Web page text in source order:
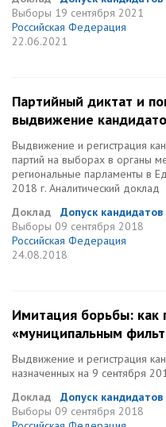
Выборы 19 сентября 2021
Российская Федерация
22.06.2021
Партийный диктат и
выдвижение
Выдвижение и регистрация
партий на выборах в органы
региональные парламенты в
2018 г. Аналитический доклад
Доклад
Допуск кандидатов
Выборы 09 сентября 2018
Российская Федерация
24.08.2018
Имитация борьбы: как
«муниципальным
Выдвижение и регистрация
назначенных на 9 сентября
Доклад
Допуск кандидатов
Выборы 09 сентября 2018